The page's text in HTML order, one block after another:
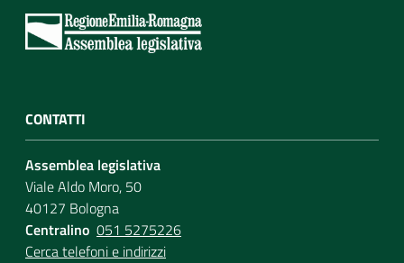
CONTATTI
Assemblea legislativa
Viale Aldo Moro, 50
40127 Bologna
Centralino 051 5275226
Cerca telefoni e indirizzi